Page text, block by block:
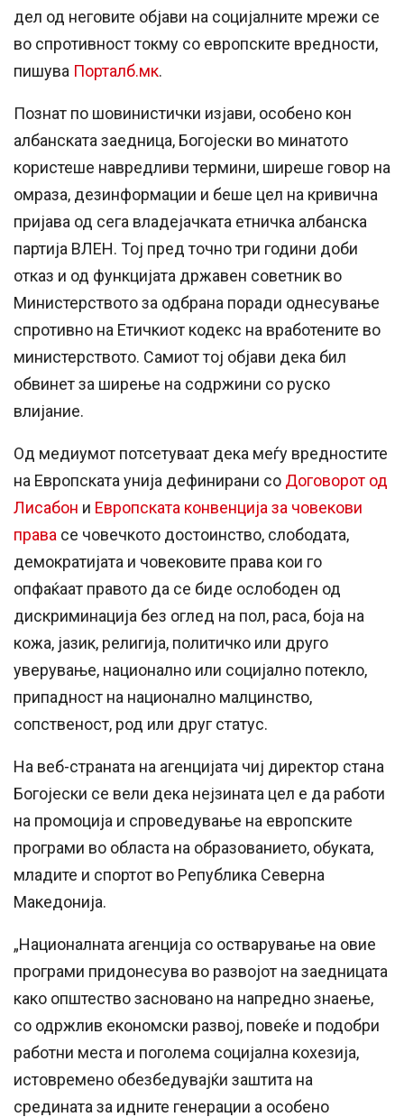
дел од неговите објави на социјалните мрежи се
во спротивност токму со европските вредности,
пишува Порталб.мк.
Познат по шовинистички изјави, особено кон
албанската заедница, Богојески во минатото
користеше навредливи термини, ширеше говор на
омраза, дезинформации и беше цел на кривична
пријава од сега владејачката етничка албанска
партија ВЛЕН. Тој пред точно три години доби
отказ и од функцијата државен советник во
Министерството за одбрана поради однесување
спротивно на Етичкиот кодекс на вработените во
министерството. Самиот тој објави дека бил
обвинет за ширење на содржини со руско
влијание.
Од медиумот потсетуваат дека меѓу вредностите
на Европската унија дефинирани со Договорот од
Лисабон и Европската конвенција за човекови
права се човечкото достоинство, слободата,
демократијата и човековите права кои го
опфаќаат правото да се биде ослободен од
дискриминација без оглед на пол, раса, боја на
кожа, јазик, религија, политичко или друго
уверување, национално или социјално потекло,
припадност на национално малцинство,
сопственост, род или друг статус.
На веб-страната на агенцијата чиј директор стана
Богојески се вели дека нејзината цел е да работи
на промоција и спроведување на европските
програми во областа на образованието, обуката,
младите и спортот во Република Северна
Македонија.
„Националната агенција со остварување на овие
програми придонесува во развојот на заедницата
како општество засновано на напредно знаење,
со одржлив економски развој, повеќе и подобри
работни места и поголема социјална кохезија,
истовремено обезбедувајќи заштита на
средината за идните генерации а особено